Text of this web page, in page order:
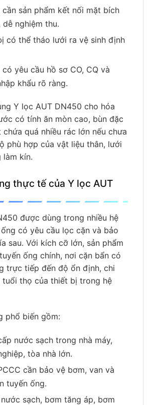
sản phẩm kết nối mặt bích
dễ nghiệm thu.
có thể tháo lưới ra vệ sinh định
yêu cầu hồ sơ CO, CQ và
khẩu rõ ràng.
Y lọc AUT DN450 cho hóa
có tính ăn mòn cao, bùn đặc
chứa quá nhiều rác lớn nếu chưa
phù hợp của vật liệu thân, lưới
làm kín.
thực tế của Y lọc AUT
được dùng trong nhiều hệ
có yêu cầu lọc cặn và bảo
sau. Với kích cỡ lớn, sản phẩm
ống chính, nơi cặn bẩn có
trực tiếp đến độ ổn định, chi
tuổi thọ của thiết bị trong hệ
phổ biến gồm:
nước sạch trong nhà máy,
tòa nhà lớn.
cần bảo vệ bơm, van và
tuyến ống.
sạch, bơm tăng áp, bơm